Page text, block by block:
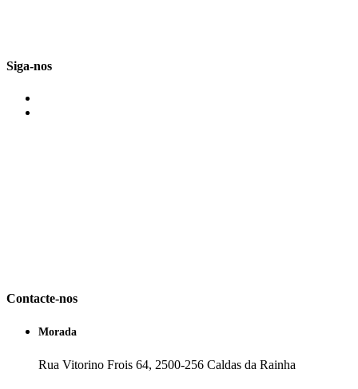
Siga-nos
Contacte-nos
Morada
Rua Vitorino Frois 64, 2500-256 Caldas da Rainha